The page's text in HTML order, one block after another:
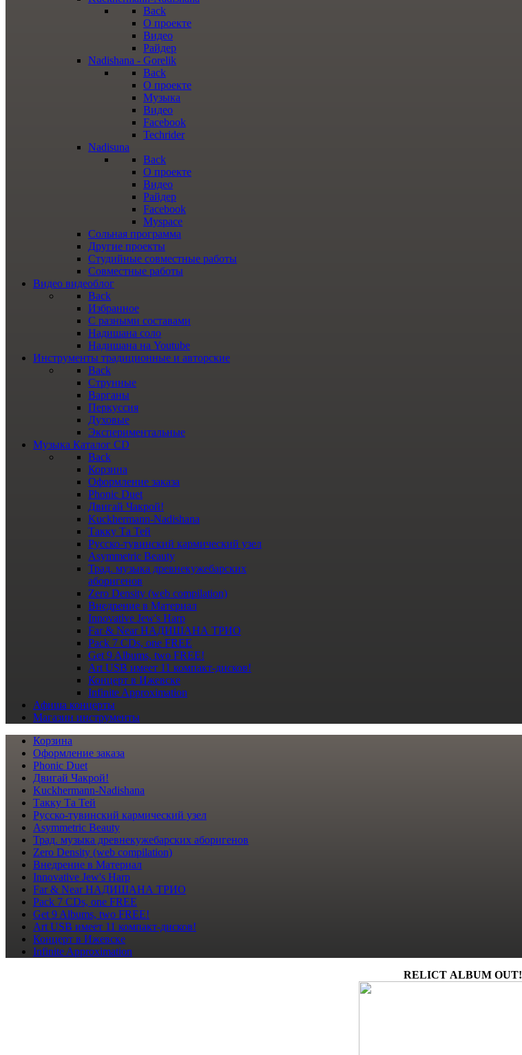
Back
О проекте
Видео
Райдер
Nadishana - Gorelik
Back
О проекте
Музыка
Видео
Facebook
Techrider
Nadisuna
Back
О проекте
Видео
Райдер
Facebook
Myspace
Сольная программа
Другие проекты
Студийные совместные работы
Совместные работы
Видео видеоблог
Back
Избранное
С разными составами
Надишана соло
Надишана на Youtube
Инструменты традиционные и авторские
Back
Струнные
Варганы
Перкуссия
Духовые
Экспериментальные
Музыка Каталог CD
Back
Корзина
Оформление заказа
Phonic Duet
Двигай Чакрой!
Kuckhermann-Nadishana
Такку Та Тей
Русско-тувинский кармический узел
Asymmetric Beauty
Трад. музыка древнекужебарских
аборигенов
Zero Density (web compilation)
Внедрение в Материал
Innovative Jew's Harp
Far & Near НАДИШАНА ТРИО
Pack 7 CDs, one FREE
Get 9 Albums, two FREE!
Art USB имеет 11 компакт-дисков!
Концерт в Ижевске
Infinite Approximation
Афиша концерты
Магазин инструменты
Корзина
Оформление заказа
Phonic Duet
Двигай Чакрой!
Kuckhermann-Nadishana
Такку Та Тей
Русско-тувинский кармический узел
Asymmetric Beauty
Трад. музыка древнекужебарских аборигенов
Zero Density (web compilation)
Внедрение в Материал
Innovative Jew's Harp
Far & Near НАДИШАНА ТРИО
Pack 7 CDs, one FREE
Get 9 Albums, two FREE!
Art USB имеет 11 компакт-дисков!
Концерт в Ижевске
Infinite Approximation
RELICT ALBUM OUT!